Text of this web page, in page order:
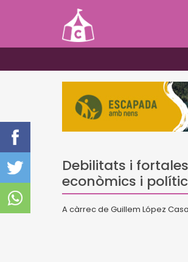
Debilitats i
econòmics i
A càrrec de Guillem López